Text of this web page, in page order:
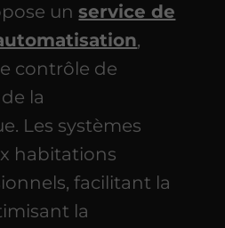
unservice de
,
contrôle de
la
Les systèmes
habitations
facilitant la
la